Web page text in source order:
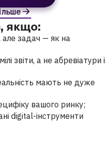
якщо:
задач — як на
звіти, а не абревіатури і
мають не дуже
вашого ринку;
digital-інструменти